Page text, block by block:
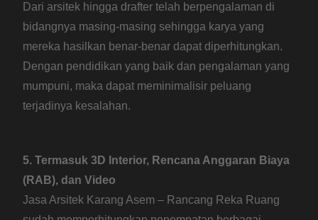
Dari arsitek hingga drafter telah berpengalaman di
bidangnya masing-masing sehingga karya yang
mereka hasilkan benar-benar dapat diperhitungkan.
Dengan pendidikan yang baik dan pengalaman yang
mumpuni, maka dapat meminimalisir peluang
terjadinya kesalahan.
5. Termasuk 3D Interior, Rencana Anggaran Biaya
(RAB), dan Video
Jasa Arsitek Karang Asem – Rancang Reka Ruang